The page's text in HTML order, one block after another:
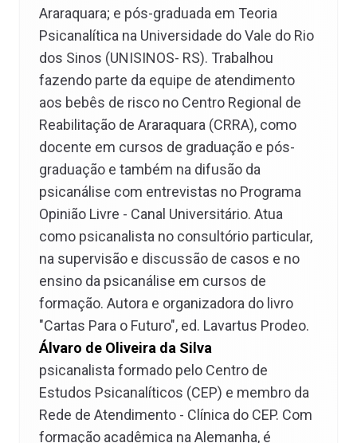
Araraquara; e pós-graduada em Teoria
Psicanalítica na Universidade do Vale do Rio
dos Sinos (UNISINOS- RS). Trabalhou
fazendo parte da equipe de atendimento
aos bebês de risco no Centro Regional de
Reabilitação de Araraquara (CRRA), como
docente em cursos de graduação e pós-
graduação e também na difusão da
psicanálise com entrevistas no Programa
Opinião Livre - Canal Universitário. Atua
como psicanalista no consultório particular,
na supervisão e discussão de casos e no
ensino da psicanálise em cursos de
formação. Autora e organizadora do livro
"Cartas Para o Futuro", ed. Lavartus Prodeo.
Álvaro de Oliveira da Silva
psicanalista formado pelo Centro de
Estudos Psicanalíticos (CEP) e membro da
Rede de Atendimento - Clínica do CEP. Com
formação acadêmica na Alemanha, é